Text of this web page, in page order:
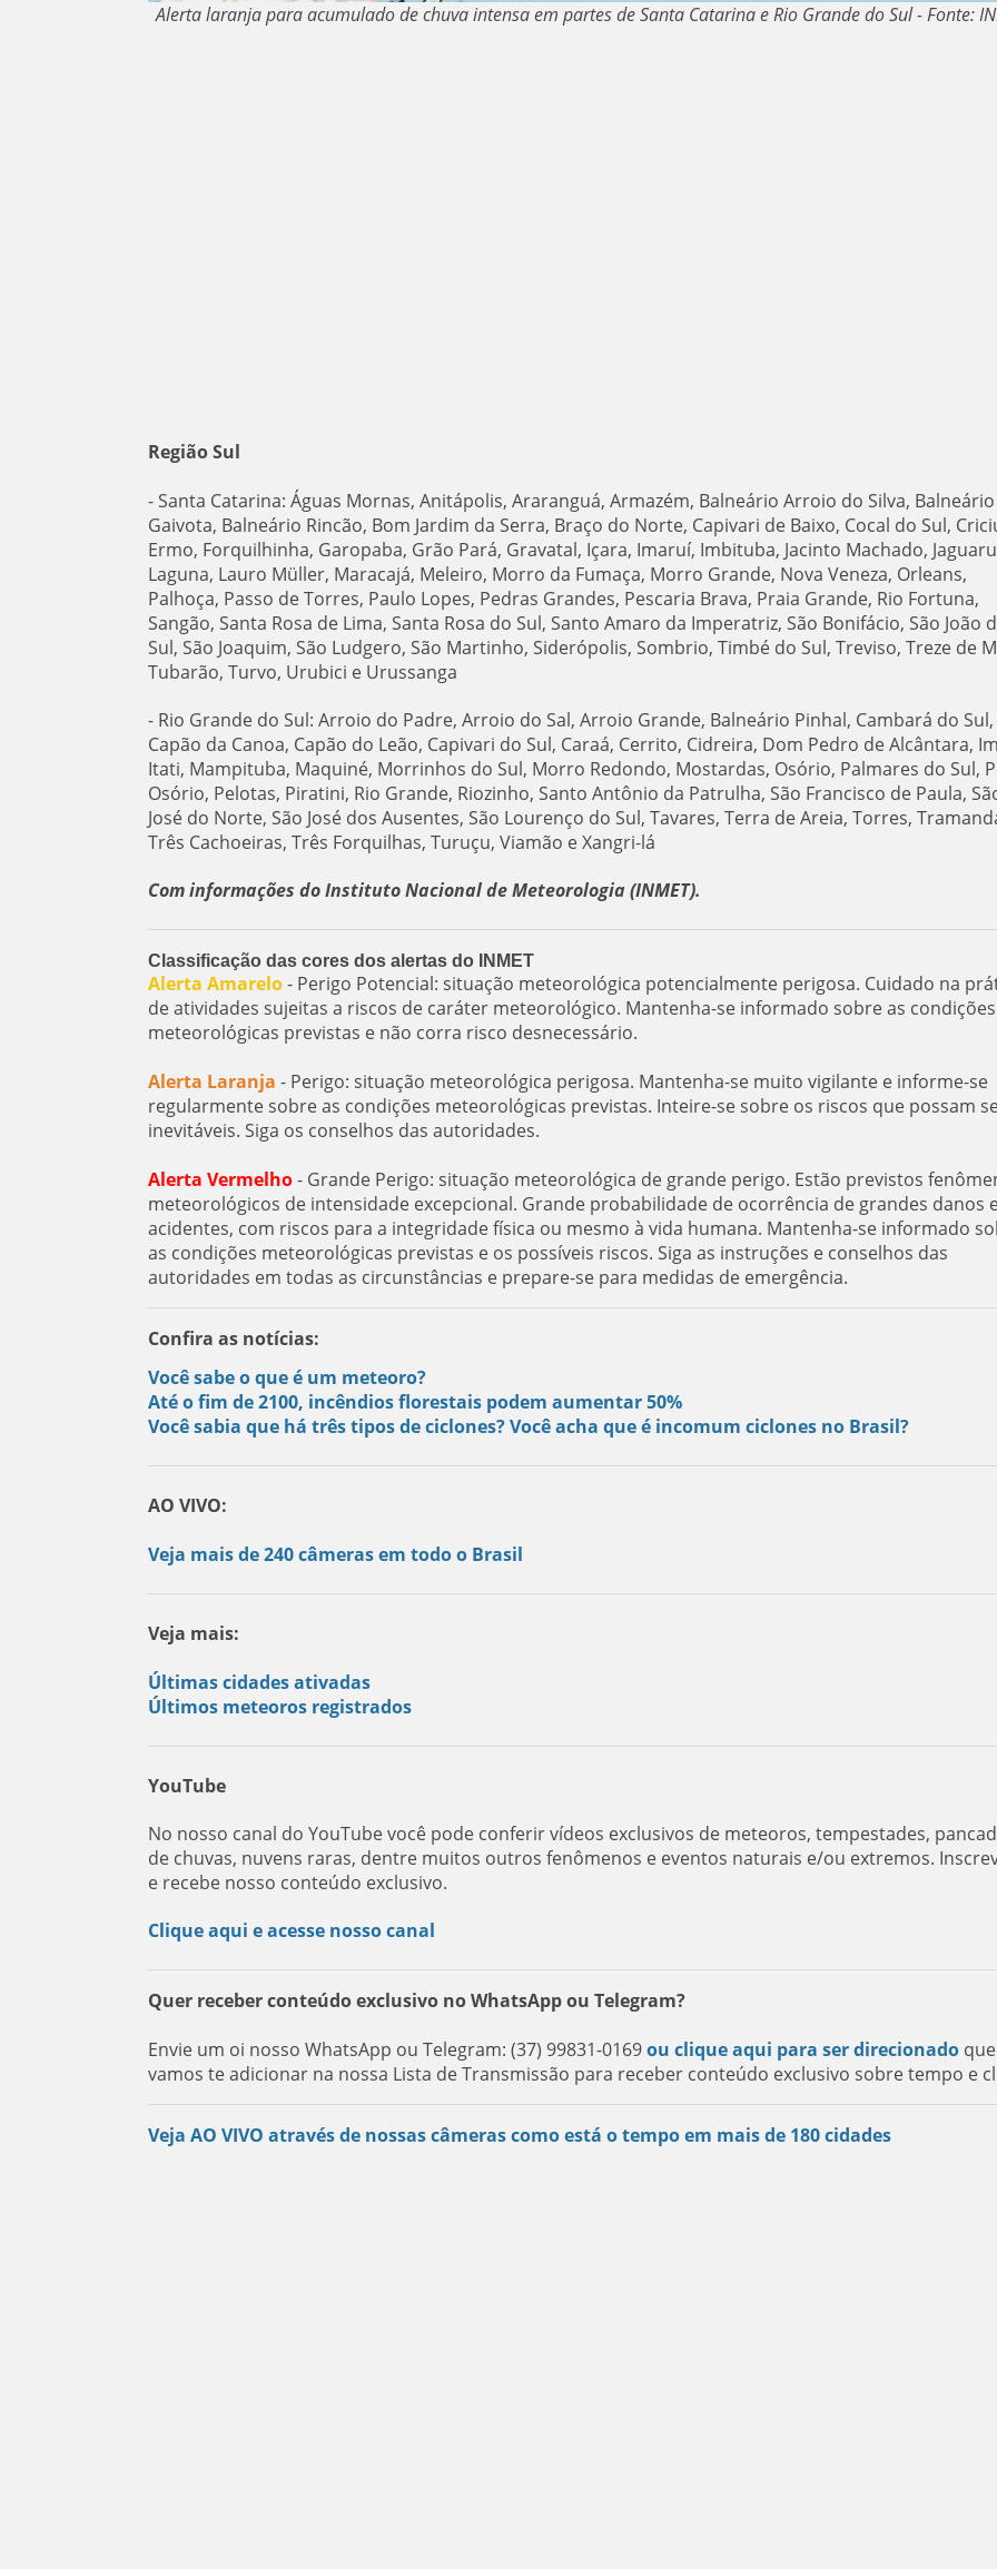
Alerta laranja para acumulado de chuva intensa em partes de Santa Catarina e Rio Grande do Sul - Fonte:
Região Sul
- Santa Catarina: Águas Mornas, Anitápolis, Araranguá, Armazém, Balneário Arroio do Silva, Balneário
Gaivota, Balneário Rincão, Bom Jardim da Serra, Braço do Norte, Capivari de Baixo, Cocal do Sul,
Ermo, Forquilhinha, Garopaba, Grão Pará, Gravatal, Içara, Imaruí, Imbituba, Jacinto Machado,
Laguna, Lauro Müller, Maracajá, Meleiro, Morro da Fumaça, Morro Grande, Nova Veneza, Orleans,
Palhoça, Passo de Torres, Paulo Lopes, Pedras Grandes, Pescaria Brava, Praia Grande, Rio Fortuna,
Sangão, Santa Rosa de Lima, Santa Rosa do Sul, Santo Amaro da Imperatriz, São Bonifácio, São João
Sul, São Joaquim, São Ludgero, São Martinho, Siderópolis, Sombrio, Timbé do Sul, Treviso, Treze de
Tubarão, Turvo, Urubici e Urussanga
- Rio Grande do Sul: Arroio do Padre, Arroio do Sal, Arroio Grande, Balneário Pinhal, Cambará do Sul,
Capão da Canoa, Capão do Leão, Capivari do Sul, Caraá, Cerrito, Cidreira, Dom Pedro de Alcântara,
Itati, Mampituba, Maquiné, Morrinhos do Sul, Morro Redondo, Mostardas, Osório, Palmares do Sul,
Osório, Pelotas, Piratini, Rio Grande, Riozinho, Santo Antônio da Patrulha, São Francisco de Paula,
José do Norte, São José dos Ausentes, São Lourenço do Sul, Tavares, Terra de Areia, Torres,
Três Cachoeiras, Três Forquilhas, Turuçu, Viamão e Xangri-lá
Com informações do Instituto Nacional de Meteorologia (INMET).
Classificação das cores dos alertas do INMET
Alerta Amarelo- Perigo Potencial: situação meteorológica potencialmente perigosa. Cuidado na
de atividades sujeitas a riscos de caráter meteorológico. Mantenha-se informado sobre as condições
meteorológicas previstas e não corra risco desnecessário.
Alerta Laranja - Perigo: situação meteorológica perigosa. Mantenha-se muito vigilante e informe-se
regularmente sobre as condições meteorológicas previstas. Inteire-se sobre os riscos que possam
inevitáveis. Siga os conselhos das autoridades.
Alerta Vermelho- Grande Perigo: situação meteorológica de grande perigo. Estão previstos
meteorológicos de intensidade excepcional. Grande probabilidade de ocorrência de grandes danos
acidentes, com riscos para a integridade física ou mesmo à vida humana. Mantenha-se informado
as condições meteorológicas previstas e os possíveis riscos. Siga as instruções e conselhos das
autoridades em todas as circunstâncias e prepare-se para medidas de emergência.
Confira as notícias:
Você sabe o que é um meteoro?
Até o fim de 2100, incêndios florestais podem aumentar 50%
Você sabia que há três tipos de ciclones? Você acha que é incomum ciclones no Brasil?
AO VIVO:
Veja mais de 240 câmeras em todo o Brasil
Veja mais:
Últimas cidades ativadas
Últimos meteoros registrados
YouTube
No nosso canal do YouTube você pode conferir vídeos exclusivos de meteoros, tempestades,
de chuvas, nuvens raras, dentre muitos outros fenômenos e eventos naturais e/ou extremos.
e recebe nosso conteúdo exclusivo.
Clique aqui e acesse nosso canal
Quer receber conteúdo exclusivo no WhatsApp ou Telegram?
Envie um oi nosso WhatsApp ou Telegram: (37) 99831-0169ou clique aqui para ser direcionado que
vamos te adicionar na nossa Lista de Transmissão para receber conteúdo exclusivo sobre tempo e
Veja AO VIVO através de nossas câmeras como está o tempo em mais de 180 cidades